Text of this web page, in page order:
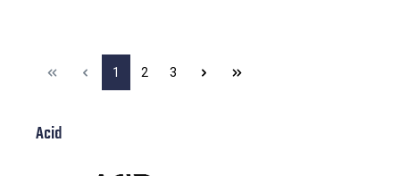
1 2 3
Acid